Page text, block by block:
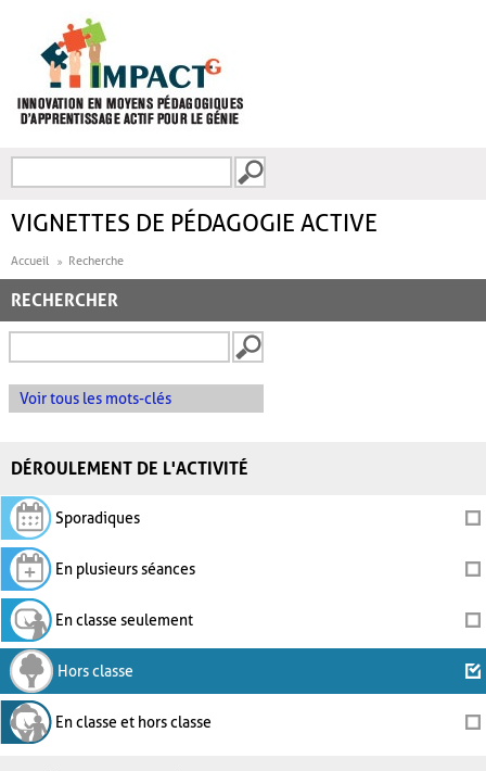
FORMULAIRE DE
VIGNETTES DE PÉDAGOGIE ACTIVE
Accueil Recherche
RECHERCHER
Voir tous les mots-clés
DÉROULEMENT DE L'ACTIVITÉ
Sporadiques
En plusieurs séances
En classe seulement
Hors classe
En classe et hors classe